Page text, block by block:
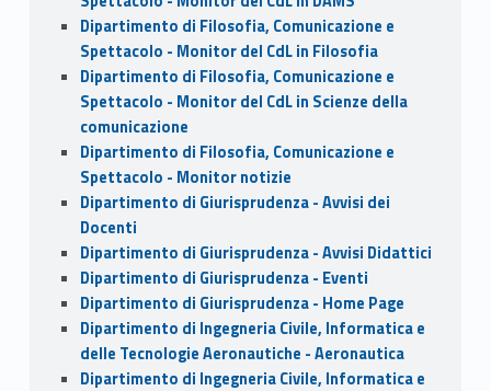
Dipartimento di Filosofia, Comunicazione e
Spettacolo - Monitor del CdL in Filosofia
Dipartimento di Filosofia, Comunicazione e
Spettacolo - Monitor del CdL in Scienze della
comunicazione
Dipartimento di Filosofia, Comunicazione e
Spettacolo - Monitor notizie
Dipartimento di Giurisprudenza - Avvisi dei
Docenti
Dipartimento di Giurisprudenza - Avvisi Didattici
Dipartimento di Giurisprudenza - Eventi
Dipartimento di Giurisprudenza - Home Page
Dipartimento di Ingegneria Civile, Informatica e
delle Tecnologie Aeronautiche - Aeronautica
Dipartimento di Ingegneria Civile, Informatica e